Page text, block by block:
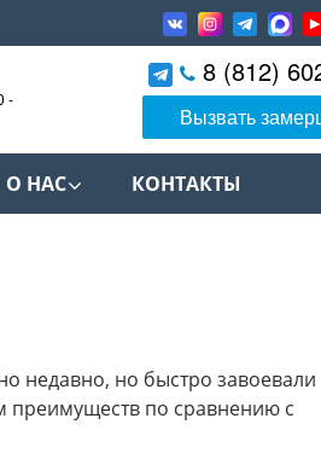
-
8 (812)
Вызвать
О НАС КОНТАКТЫ
недавно, но быстро завоевали
преимуществ по сравнению с